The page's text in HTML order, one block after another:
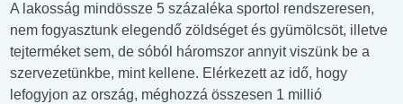
A lakosság mindössze 5 százaléka sportol rendszeresen,
nem fogyasztunk elegendő zöldséget és gyümölcsöt, illetve
tejterméket sem, de sóból háromszor annyit viszünk be a
szervezetünkbe, mint kellene. Elérkezett az idő, hogy
lefogyjon az ország, méghozzá összesen 1 millió